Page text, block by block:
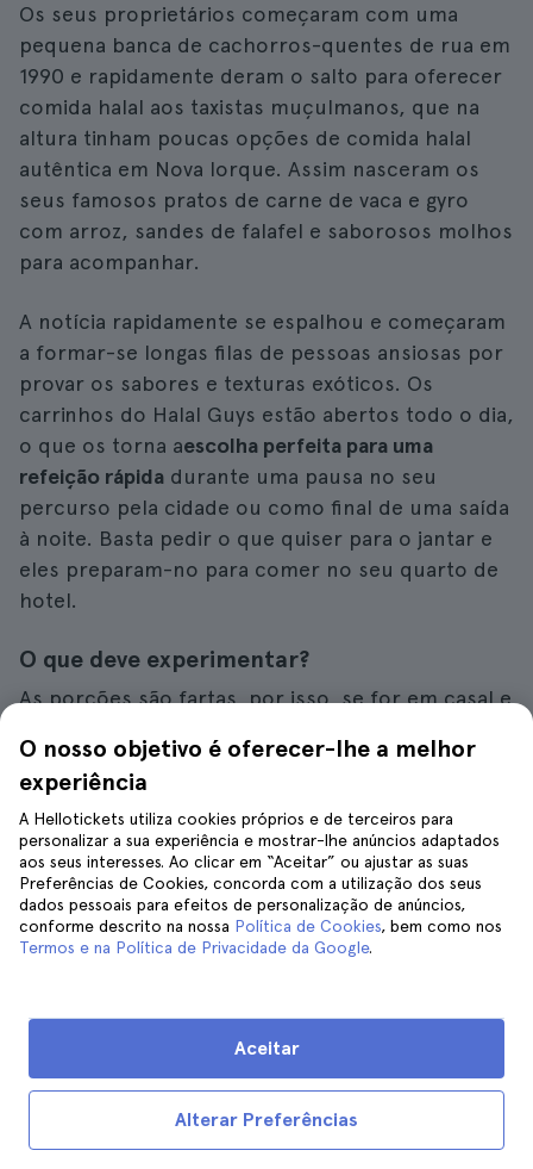
Os seus proprietários começaram com uma
pequena banca de cachorros-quentes de rua em
1990 e rapidamente deram o salto para oferecer
comida halal aos taxistas muçulmanos, que na
altura tinham poucas opções de comida halal
autêntica em Nova Iorque. Assim nasceram os
seus famosos pratos de carne de vaca e gyro
com arroz, sandes de falafel e saborosos molhos
para acompanhar.
A notícia rapidamente se espalhou e começaram
a formar-se longas filas de pessoas ansiosas por
provar os sabores e texturas exóticos. Os
carrinhos do Halal Guys estão abertos todo o dia,
o que os torna aescolha perfeita para uma
refeição rápida durante uma pausa no seu
percurso pela cidade ou como final de uma saída
à noite. Basta pedir o que quiser para o jantar e
eles preparam-no para comer no seu quarto de
hotel.
O que deve experimentar?
As porções são fartas, por isso, se for em casal e
combinação e partilhar. Os de tamanho normal
custam 9 dólares (cerca de 8,25 euros),
enquanto os pequenos custam 7 dólares (cerca
de 6,50 euros). Os meus favoritos são o prato de
falafel e a sandes de frango, embora tenham uma
grande variedade no menu. Para a sobremesa,
baklava, claro!
St e 6th Avenue, embora possa ver todas as
localizações dos seus carrinhos no seusite
O nosso objetivo é oferecer-lhe a melhor
experiência
A Hellotickets utiliza cookies próprios e de terceiros para
personalizar a sua experiência e mostrar-lhe anúncios adaptados
aos seus interesses. Ao clicar em “Aceitar” ou ajustar as suas
Preferências de Cookies, concorda com a utilização dos seus
dados pessoais para efeitos de personalização de anúncios,
conforme descrito na nossa Política de Cookies, bem como nos
Termos e na Política de Privacidade da Google.
Alterar Preferências
Aceitar